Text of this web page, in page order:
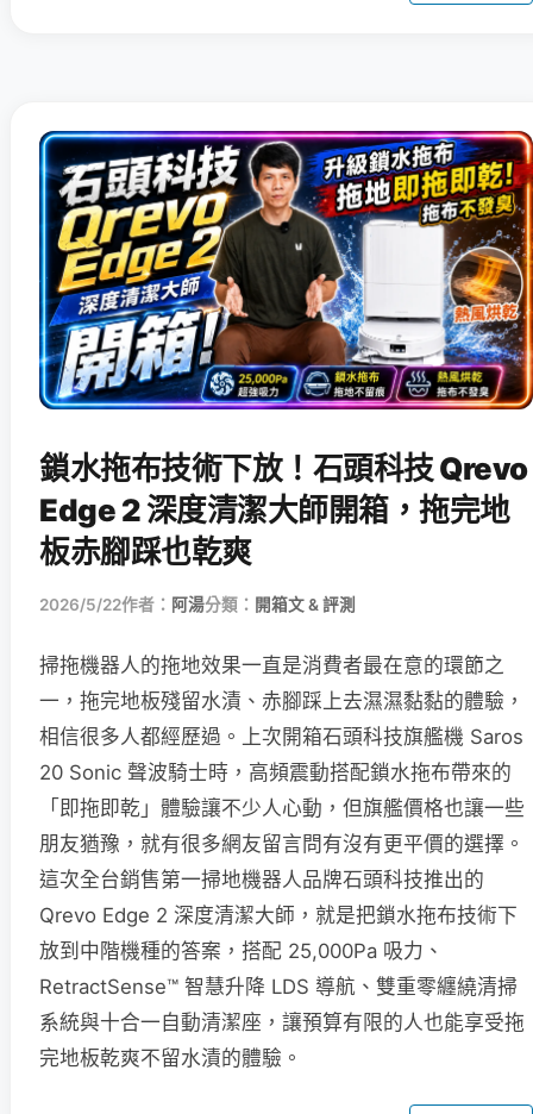
鎖水拖布技術下放！石頭科技 Qrevo
Edge 2 深度清潔大師開箱，拖完地
板赤腳踩也乾爽
2026/5/22作者： 阿湯分類： 開箱文 & 評測
掃拖機器人的拖地效果一直是消費者最在意的環節之
一，拖完地板殘留水漬、赤腳踩上去濕濕黏黏的體驗，
相信很多人都經歷過。上次開箱石頭科技旗艦機 Saros
20 Sonic 聲波騎士時，高頻震動搭配鎖水拖布帶來的
「即拖即乾」體驗讓不少人心動，但旗艦價格也讓一些
朋友猶豫，就有很多網友留言問有沒有更平價的選擇。
這次全台銷售第一掃地機器人品牌石頭科技推出的
Qrevo Edge 2 深度清潔大師，就是把鎖水拖布技術下
放到中階機種的答案，搭配 25,000Pa 吸力、
RetractSense™ 智慧升降 LDS 導航、雙重零纏繞清掃
系統與十合一自動清潔座，讓預算有限的人也能享受拖
完地板乾爽不留水漬的體驗。